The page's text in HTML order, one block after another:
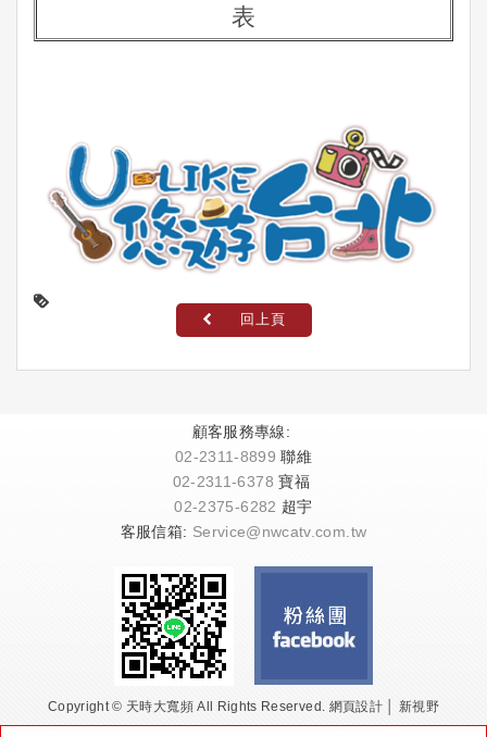
表
回上頁
顧客服務專線:
02-2311-8899 聯維
02-2311-6378 寶福
02-2375-6282 超宇
客服信箱: Service@nwcatv.com.tw
Copyright © 天時大寬頻 All Rights Reserved. 網頁設計 │ 新視野